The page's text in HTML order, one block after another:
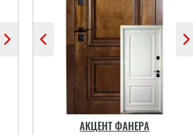
АКЦЕНТ ФАНЕРА